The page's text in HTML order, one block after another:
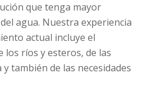
que tenga mayor
agua. Nuestra experiencia
actual incluye el
ríos y esteros, de las
también de las necesidades